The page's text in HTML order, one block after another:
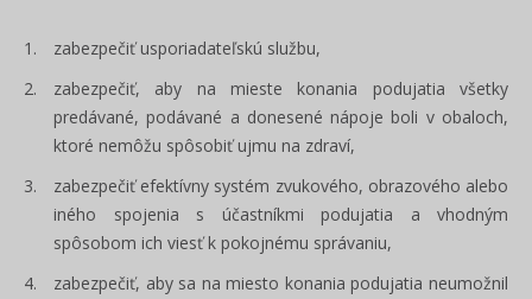
zabezpečiť usporiadateľskú službu,
zabezpečiť, aby na mieste konania podujatia všetky
predávané, podávané a donesené nápoje boli v obaloch,
ktoré nemôžu spôsobiť ujmu na zdraví,
zabezpečiť efektívny systém zvukového, obrazového alebo
iného spojenia s účastníkmi podujatia a vhodným
spôsobom ich viesť k pokojnému správaniu,
zabezpečiť, aby sa na miesto konania podujatia neumožnil